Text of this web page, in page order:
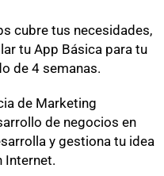
cubre tus necesidades,
tu App Básica para tu
de 4 semanas.
de Marketing
de negocios en
y gestiona tu idea
Internet.